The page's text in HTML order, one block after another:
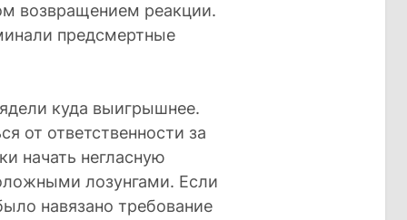
возвращением реакции.
предсмертные
куда выигрышнее.
от ответственности за
начать негласную
лозунгами. Если
навязано требование